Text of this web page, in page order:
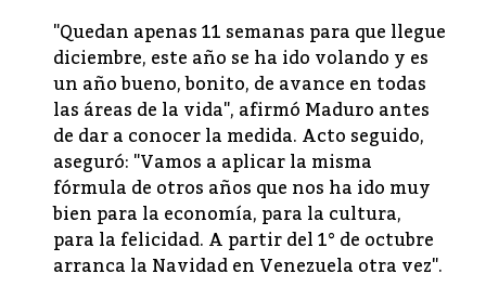
"Quedan apenas 11 semanas para que llegue
diciembre, este año se ha ido volando y es
un año bueno, bonito, de avance en todas
las áreas de la vida", afirmó Maduro antes
de dar a conocer la medida. Acto seguido,
aseguró: "Vamos a aplicar la misma
fórmula de otros años que nos ha ido muy
bien para la economía, para la cultura,
para la felicidad. A partir del 1° de octubre
arranca la Navidad en Venezuela otra vez".